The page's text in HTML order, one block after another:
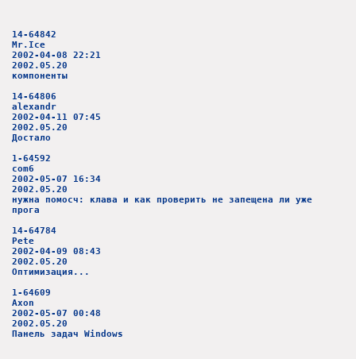
14-64842
Mr.Ice
2002-04-08 22:21
2002.05.20
компоненты
14-64806
alexandr
2002-04-11 07:45
2002.05.20
Достало
1-64592
com6
2002-05-07 16:34
2002.05.20
нужна помосч: клава и как проверить не запещена ли уже
прога
14-64784
Pete
2002-04-09 08:43
2002.05.20
Оптимизация...
1-64609
Axon
2002-05-07 00:48
2002.05.20
Панель задач Windows